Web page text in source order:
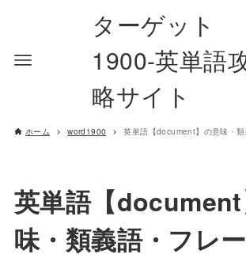
ターゲット
1900-英単語
略サイト
ホーム word1900 英単語【document】の意味・
英単語【
味・類義語・フレ